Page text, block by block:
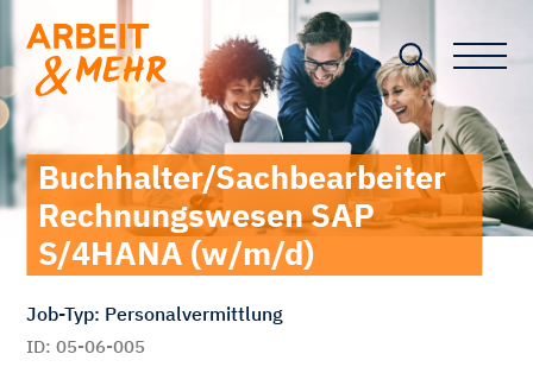
Toggle
Buchhalter/Sachbearbeiter
Rechnungswesen SAP
S/4HANA (w/m/d)
Job-Typ: Personalvermittlung
ID: 05-06-005